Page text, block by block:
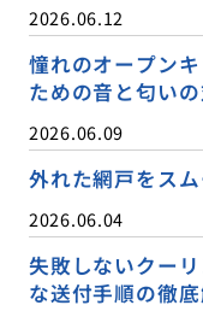
2026.06.12
憧れのオープン
ための音と匂い
2026.06.09
外れた網戸をス
2026.06.04
失敗しないクー
な送付手順の徹